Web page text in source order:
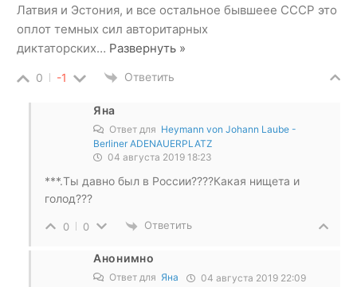
Латвия и Эстония, и все остальное бывшеее СССР это
оплот темных сил авторитарных
диктаторских… Развернуть »
0 -1 Ответить
Яна
Ответ для Heymann von Johann Laube -
Berliner ADENAUERPLATZ
04 августа 2019 18:23
***.Ты давно был в России????Какая нищета и
голод???
0 0 Ответить
Анонимно
Ответ для Яна 04 августа 2019 22:09